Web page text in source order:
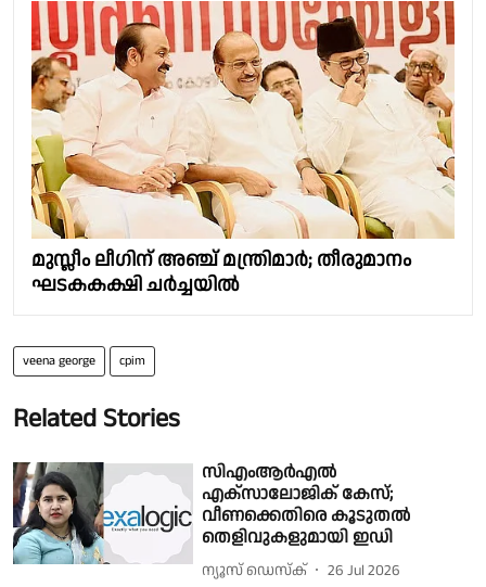
മുസ്ലീം ലീഗിന് അഞ്ച് മന്ത്രിമാർ; തീരുമാനം
ഘടകകക്ഷി ചർച്ചയിൽ
veena george cpim
Related Stories
സിഎംആർഎൽ
എക്‌സാലോജിക് കേസ്;
വീണക്കെതിരെ കൂടുതൽ
തെളിവുകളുമായി ഇഡി
ന്യൂസ് ഡെസ്ക് 26 Jul 2026